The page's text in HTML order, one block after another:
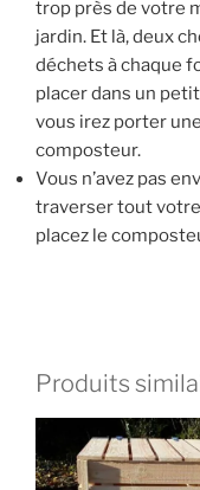
trop près de votre
jardin. Et là, deux
déchets à chaque
placer dans un
vous irez porter
composteur.
Vous n’avez pas
traverser tout votre
placez le
Produits